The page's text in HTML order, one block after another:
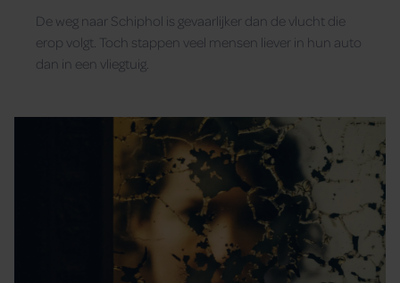
De weg naar Schiphol is gevaarlijker dan de vlucht die
erop volgt. Toch stappen veel mensen liever in hun auto
dan in een vliegtuig.